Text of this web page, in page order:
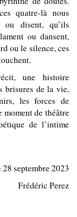
quatre-là nous
ou disent, qu’ils
ou dansent,
ou le silence, ces
une histoire
brisures de la vie,
les forces de
moment de théâtre
de l’intime
septembre 2023
Frédéric Perez